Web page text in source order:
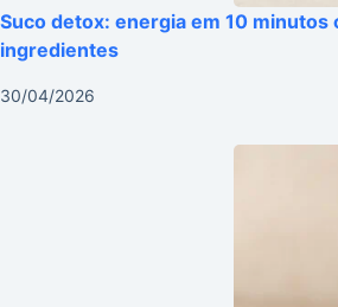
Suco detox: energia em 10 minutos
ingredientes
30/04/2026